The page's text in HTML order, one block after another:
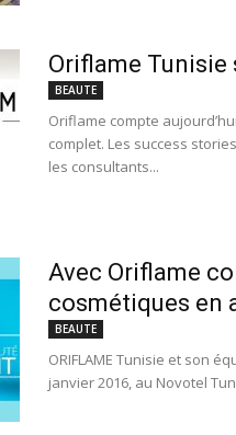
Oriflame Tunisie
BEAUTE
Oriflame compte
complet. Les success
les consultants...
Avec Oriflame
cosmétiques en
BEAUTE
ORIFLAME Tunisie et son
janvier 2016, au Novotel